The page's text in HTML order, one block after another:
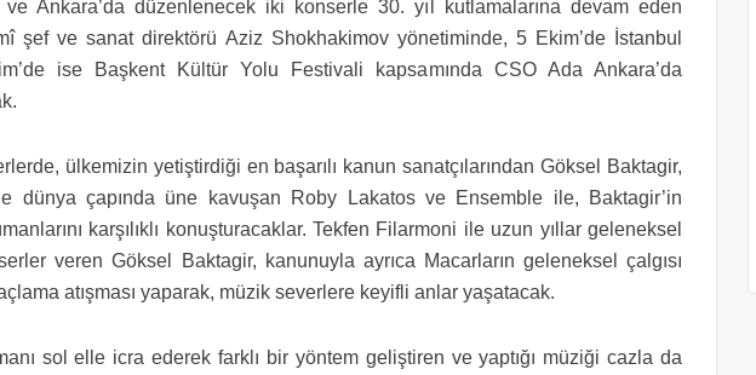
Ankara’da düzenlenecek iki konserle 30. yıl kutlamalarına devam eden
şef ve sanat direktörü Aziz Shokhakimov yönetiminde, 5 Ekim’de İstanbul
ise Başkent Kültür Yolu Festivali kapsamında CSO Ada Ankara’da
ülkemizin yetiştirdiği en başarılı kanun sanatçılarından Göksel Baktagir,
dünya çapında üne kavuşan Roby Lakatos ve Ensemble ile, Baktagir’in
karşılıklı konuşturacaklar. Tekfen Filarmoni ile uzun yıllar geleneksel
verenGöksel Baktagir, kanunuyla ayrıca Macarların geleneksel çalgısı
atışması yaparak, müzik severlere keyifli anlar yaşatacak.
sol elle icra ederek farklı bir yöntem geliştiren ve yaptığı müziği cazla da